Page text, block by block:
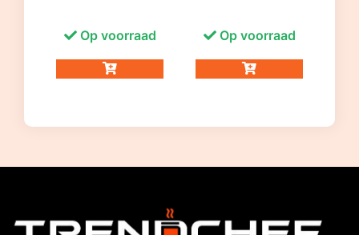
Op voorraad Op voorraad